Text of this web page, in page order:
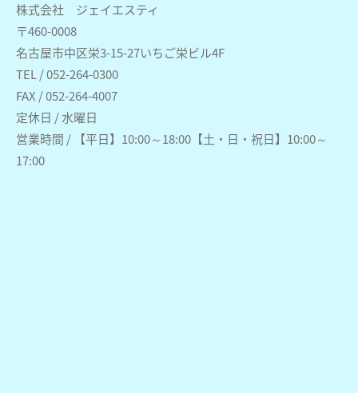
株式会社 ジェイエスティ
〒460-0008
名古屋市中区栄3-15-27いちご栄ビル4F
TEL / 052-264-0300
FAX / 052-264-4007
定休日 / 水曜日
営業時間 / 【平日】10:00～18:00【土・日・祝日】10:00～
17:00